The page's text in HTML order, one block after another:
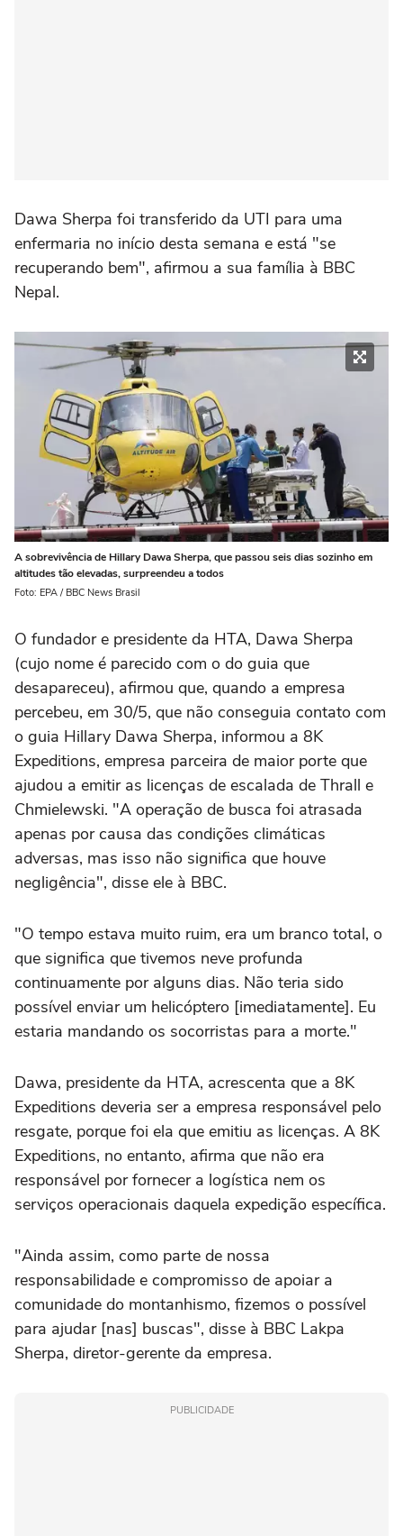
Dawa Sherpa foi transferido da UTI para uma
enfermaria no início desta semana e está "se
recuperando bem", afirmou a sua família à BBC
Nepal.
A sobrevivência de Hillary Dawa Sherpa, que passou seis dias sozinho em
altitudes tão elevadas, surpreendeu a todos
Foto: EPA / BBC News Brasil
O fundador e presidente da HTA, Dawa Sherpa
(cujo nome é parecido com o do guia que
desapareceu), afirmou que, quando a empresa
percebeu, em 30/5, que não conseguia contato com
o guia Hillary Dawa Sherpa, informou a 8K
Expeditions, empresa parceira de maior porte que
ajudou a emitir as licenças de escalada de Thrall e
Chmielewski. "A operação de busca foi atrasada
apenas por causa das condições climáticas
adversas, mas isso não significa que houve
negligência", disse ele à BBC.
"O tempo estava muito ruim, era um branco total, o
que significa que tivemos neve profunda
continuamente por alguns dias. Não teria sido
possível enviar um helicóptero [imediatamente]. Eu
estaria mandando os socorristas para a morte."
Dawa, presidente da HTA, acrescenta que a 8K
Expeditions deveria ser a empresa responsável pelo
resgate, porque foi ela que emitiu as licenças. A 8K
Expeditions, no entanto, afirma que não era
responsável por fornecer a logística nem os
serviços operacionais daquela expedição específica.
"Ainda assim, como parte de nossa
responsabilidade e compromisso de apoiar a
comunidade do montanhismo, fizemos o possível
para ajudar [nas] buscas", disse à BBC Lakpa
Sherpa, diretor-gerente da empresa.
PUBLICIDADE